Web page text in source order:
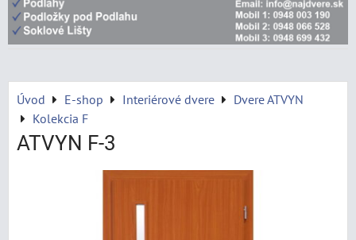
Úvod E-shop Interiérové dvere
Dvere ATVYN
Kolekcia F
ATVYN F-3